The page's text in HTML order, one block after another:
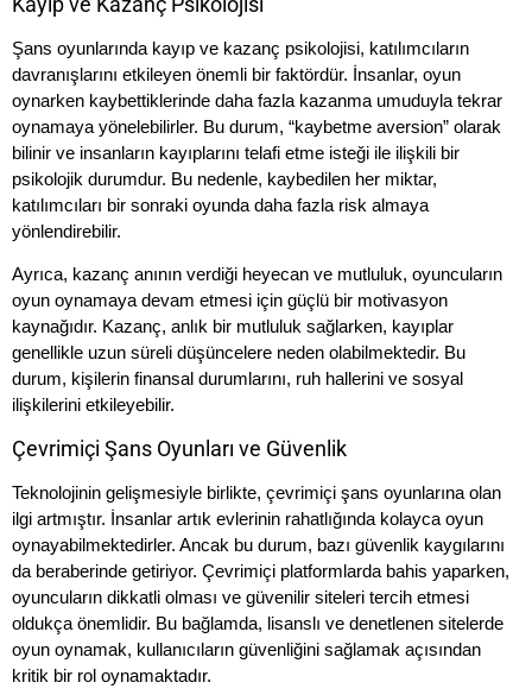
Şans oyunlarında kayıp ve kazanç psikolojisi, katılımcıların
davranışlarını etkileyen önemli bir faktördür. İnsanlar, oyun
oynarken kaybettiklerinde daha fazla kazanma umuduyla tekrar
oynamaya yönelebilirler. Bu durum, “kaybetme aversion” olarak
bilinir ve insanların kayıplarını telafi etme isteği ile ilişkili bir
psikolojik durumdur. Bu nedenle, kaybedilen her miktar,
katılımcıları bir sonraki oyunda daha fazla risk almaya
yönlendirebilir.
Ayrıca, kazanç anının verdiği heyecan ve mutluluk, oyuncuların
oyun oynamaya devam etmesi için güçlü bir motivasyon
kaynağıdır. Kazanç, anlık bir mutluluk sağlarken, kayıplar
genellikle uzun süreli düşüncelere neden olabilmektedir. Bu
durum, kişilerin finansal durumlarını, ruh hallerini ve sosyal
ilişkilerini etkileyebilir.
Çevrimiçi Şans Oyunları ve Güvenlik
Teknolojinin gelişmesiyle birlikte, çevrimiçi şans oyunlarına olan
ilgi artmıştır. İnsanlar artık evlerinin rahatlığında kolayca oyun
oynayabilmektedirler. Ancak bu durum, bazı güvenlik kaygılarını
da beraberinde getiriyor. Çevrimiçi platformlarda bahis yaparken,
oyuncuların dikkatli olması ve güvenilir siteleri tercih etmesi
oldukça önemlidir. Bu bağlamda, lisanslı ve denetlenen sitelerde
oyun oynamak, kullanıcıların güvenliğini sağlamak açısından
kritik bir rol oynamaktadır.